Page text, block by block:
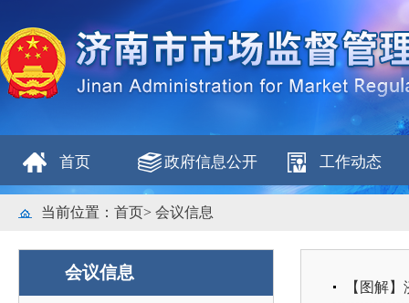
首页 政府信息公开 工作动态
当前位置： 首页> 会议信息
会议信息
【图解